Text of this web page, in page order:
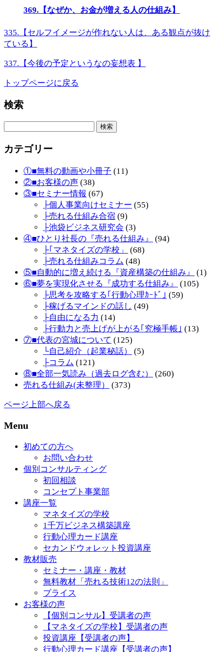
369.【なぜか、お金が増える人の仕組み】
335.【セルフイメージが作れない人は、ある観点が抜け
ている】
337.【今後の予定というなの妄想表 】
トップページに戻る
検索
カテゴリー
①■無料の動画や小冊子 (11)
②■お客様の声 (38)
③■セミナー情報 (67)
├個人事業向けセミナー (55)
├売れる仕組み合宿 (9)
├池袋ビジネス研究会 (3)
④■ひとり社長の『売れる仕組み』
(94)
├｢マネタイズの学校」
(68)
├売れる仕組みコラム (48)
⑤■自動的に増え続ける『資産構築の仕組み』
(1)
⑥■夢を実現化させる『成功する仕組み』
(105)
├思考を攻略する｢行動心理ｶｰﾄﾞ｣ (59)
├稼げるマインドの話し (49)
├自由になる力 (14)
├行動力と売上げが上がる｢究極手帳｣ (13)
⑦■代表の宮城について (125)
└自己紹介（起業秘話）
(5)
├コラム (121)
⑧■全部一気読み（過去ログ含む）
(260)
売れる仕組み(未整理）
(373)
ページ上部へ戻る
Menu
初めての方へ
お問い合わせ
個別コンサルティング
初回相談
コンセプト事業部
講座一覧
マネタイズの学校
1千万ビジネス構築講座
行動心理カード講座
セカンドウォレット投資講座
教材販売
セミナー・講座・教材
無料教材「売れる技術12の法則」
プライス
お客様の声
【個別コンサル】受講者の声
【マネタイズの学校】受講者の声
投資講座【受講者の声】
行動心理カード講座【受講者の声】